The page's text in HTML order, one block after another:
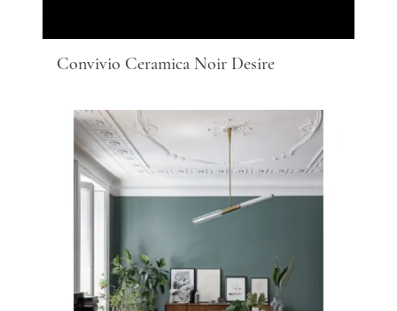
Convivio Ceramica Noir Desire